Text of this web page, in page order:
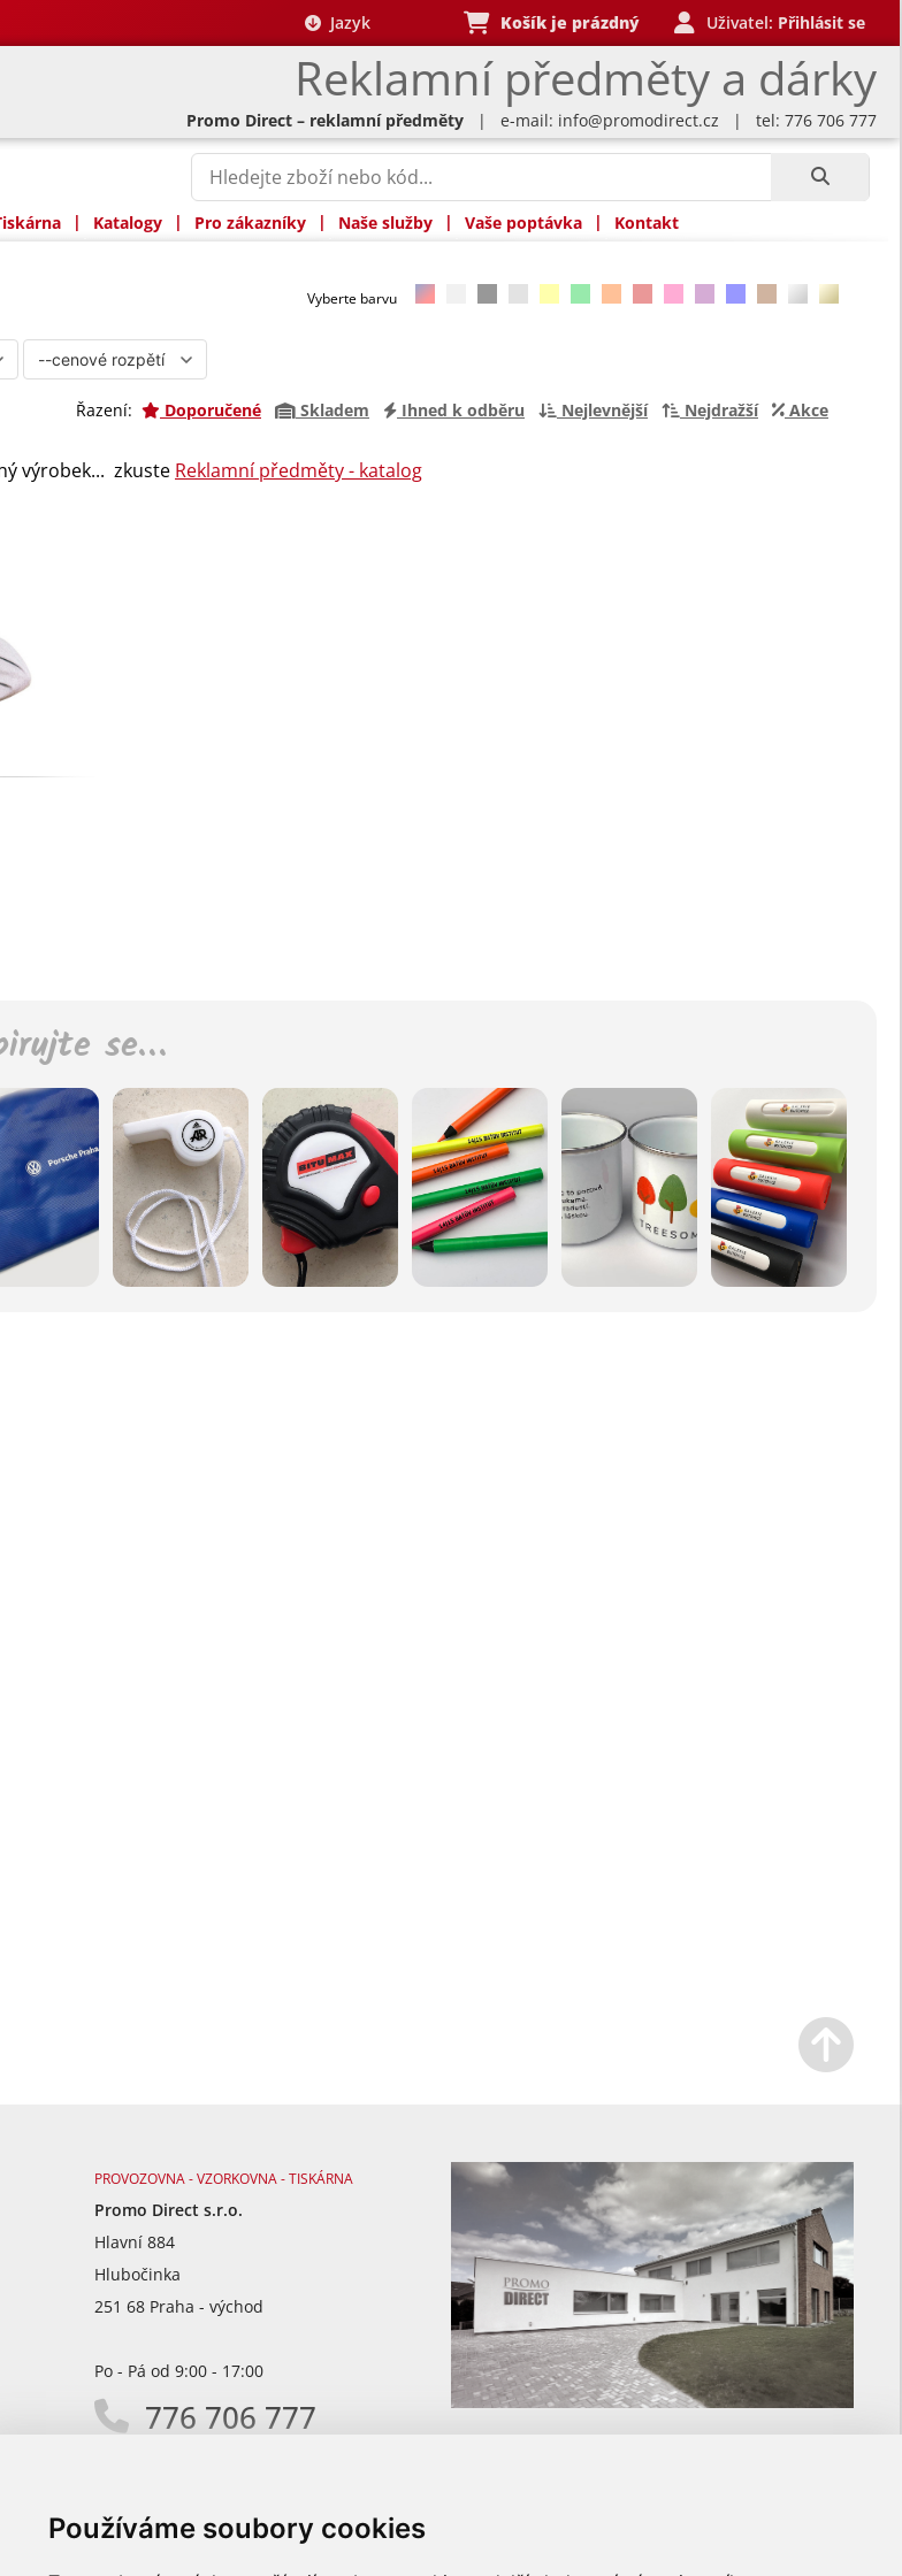
Používáme soubory cookies
Reklamní předměty a dárky
Jazyk Košík je prázdný Uživatel: Přihlásit se
Promo Direct – reklamní předměty | e-mail: info@promodirect.cz | tel: 776 706 777
| Katalogy | Pro zákazníky | Naše služby | Vaše poptávka | Kontakt
Vyberte barvu
Řazení: Doporučené Skladem Ihned k odběru Nejlevnější Nejdražší Akce
výrobek... zkuste Reklamní předměty - katalog
se…
PROVOZOVNA - VZORKOVNA - TISKÁRNA
Promo Direct s.r.o.
Hlavní 884
Hlubočinka
251 68 Praha - východ
Po - Pá od 9:00 - 17:00
776 706 777